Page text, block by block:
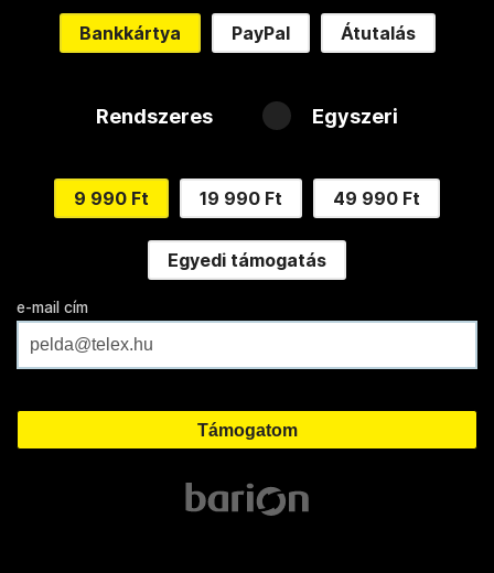
Bankkártya PayPal Átutalás
Rendszeres Egyszeri
9 990 Ft 19 990 Ft 49 990 Ft
Egyedi támogatás
e-mail cím